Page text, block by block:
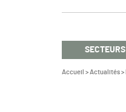
SECTEURS
Vous
Accueil >Actualités>